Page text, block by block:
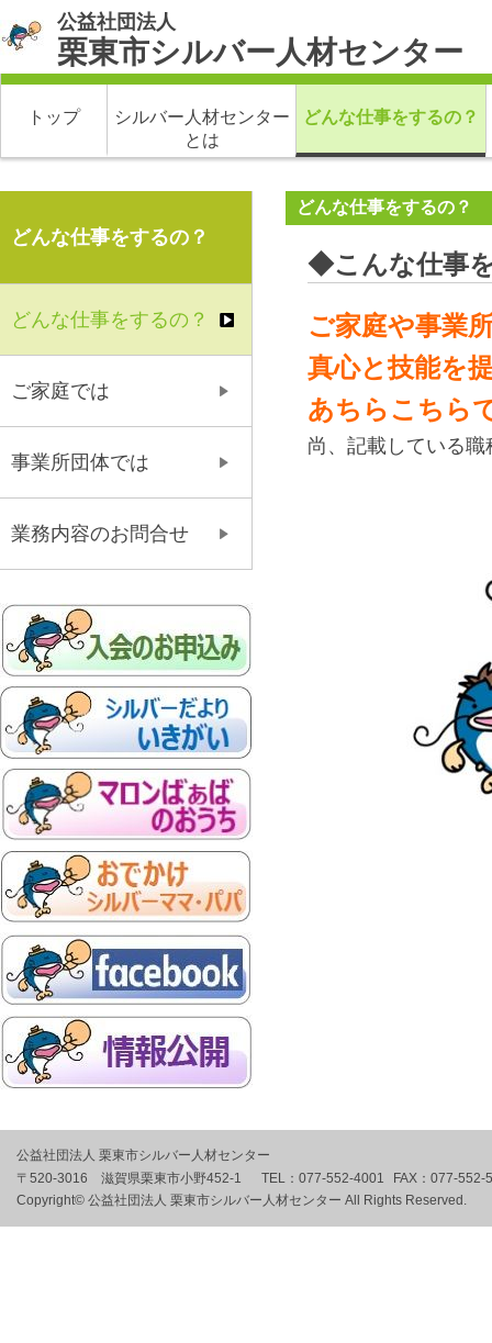
公益社団法人
栗東市シルバー人材センター
トップ
シルバー人材センター
とは
どんな仕事をするの？
どんな仕事をするの？
◆こんな仕事
ご家庭や事業
真心と技能を
あちらこちら
尚、記載している
どんな仕事をするの？
どんな仕事をするの？
ご家庭では
事業所団体では
業務内容のお問合せ
公益社団法人 栗東市シルバー人材センター
〒520-3016 滋賀県栗東市小野452-1
TEL： 077-552-4001 FAX： 077-552-
Copyright© 公益社団法人 栗東市シルバー人材センター All Rights Reserved.